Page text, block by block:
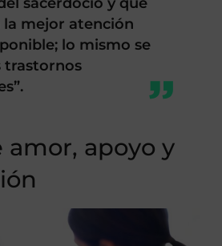
la mejor atención
; lo mismo se
trastornos
.
amor, apoyo y